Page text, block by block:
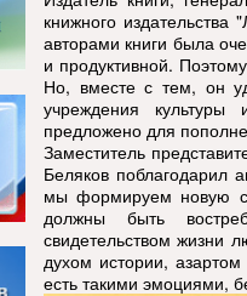
книжного
авторами книги была
и продуктивной.
Но, вместе с тем, он
учреждения
предложено для
Заместитель
Беляков поблагодарил
мы формируем новую
должны быть
свидетельством жизни
духом истории,
есть такими эмоциями,